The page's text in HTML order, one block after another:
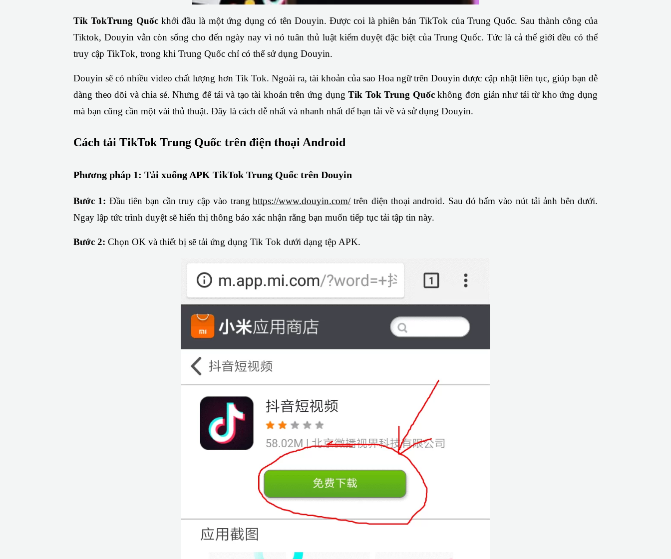
Tik TokTrung Quốc khởi đầu là một ứng dụng có tên Douyin. Được coi là phiên bản TikTok của Trung Quốc. Sau thành công của
Tiktok, Douyin vẫn còn sống cho đến ngày nay vì nó tuân thủ luật kiểm duyệt đặc biệt của Trung Quốc. Tức là cả thế giới đều có thể
truy cập TikTok, trong khi Trung Quốc chỉ có thể sử dụng Douyin.
Douyin sẽ có nhiều video chất lượng hơn Tik Tok. Ngoài ra, tài khoản của sao Hoa ngữ trên Douyin được cập nhật liên tục, giúp bạn dễ
dàng theo dõi và chia sẻ. Nhưng để tải và tạo tài khoản trên ứng dụng Tik Tok Trung Quốc không đơn giản như tải từ kho ứng dụng
mà bạn cũng cần một vài thủ thuật. Đây là cách dễ nhất và nhanh nhất để bạn tải về và sử dụng Douyin.
Cách tải TikTok Trung Quốc trên điện thoại Android
Phương pháp 1: Tải xuống APK TikTok Trung Quốc trên Douyin
Bước 1: Đầu tiên bạn cần truy cập vào trang https://www.douyin.com/ trên điện thoại android. Sau đó bấm vào nút tải ảnh bên dưới.
Ngay lập tức trình duyệt sẽ hiển thị thông báo xác nhận rằng bạn muốn tiếp tục tải tập tin này.
Bước 2: Chọn OK và thiết bị sẽ tải ứng dụng Tik Tok dưới dạng tệp APK.